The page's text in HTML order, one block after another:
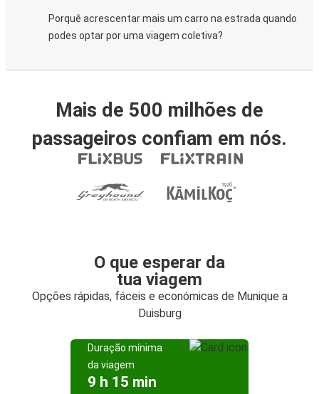
Porquê acrescentar mais um carro na estrada quando
podes optar por uma viagem coletiva?
Mais de 500 milhões de
passageiros confiam em nós.
O que esperar da
tua viagem
Opções rápidas, fáceis e económicas de Munique a
Duisburg
Duração mínima
da viagem
9 h 15 min